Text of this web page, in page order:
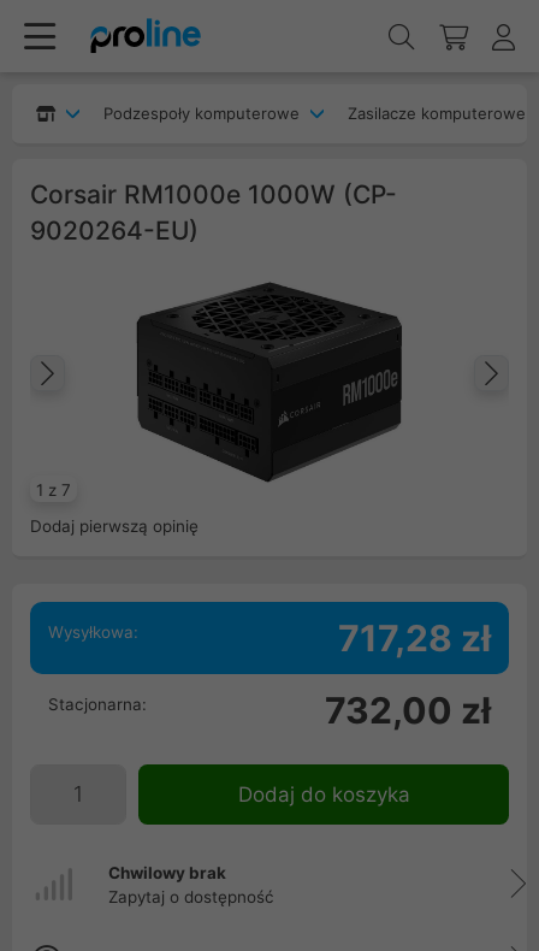
Podzespoły komputerowe Zasilacze komputerowe
Corsair RM1000e 1000W (CP-
9020264-EU)
1 z 7
Poprzedni
Dodaj pierwszą opinię
Wysyłkowa: 717,28 zł
Stacjonarna: 732,00 zł
Dodaj do koszyka
Chwilowy brak
Zapytaj o dostępność